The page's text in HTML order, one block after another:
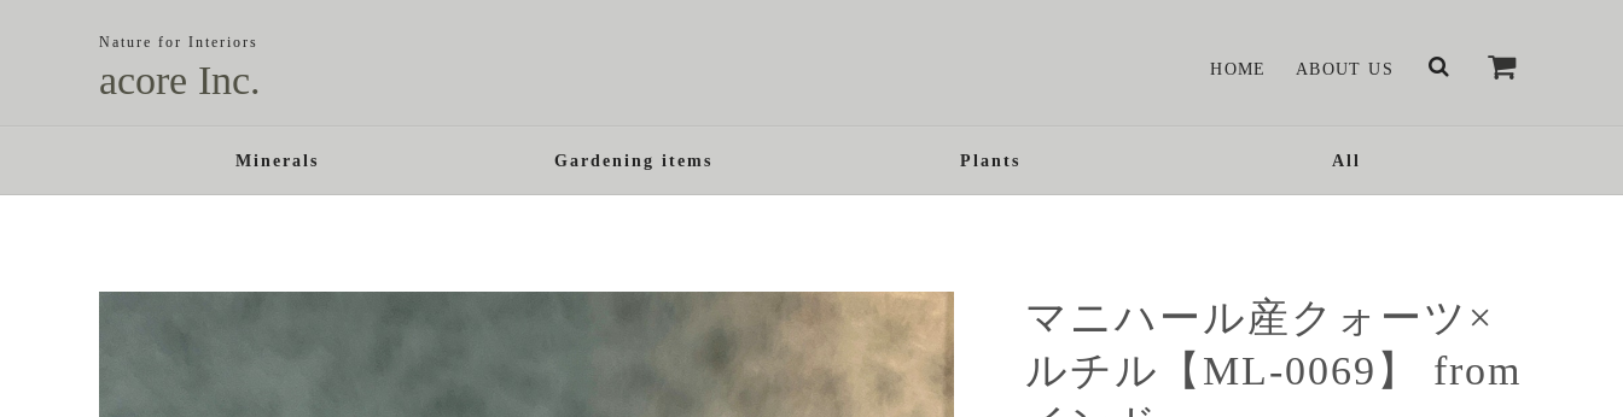
Nature for Interiors
acore Inc. HOME ABOUT US
Minerals Gardening items Plants All
マニハール産クォーツ×
ルチル【ML-0069】 from